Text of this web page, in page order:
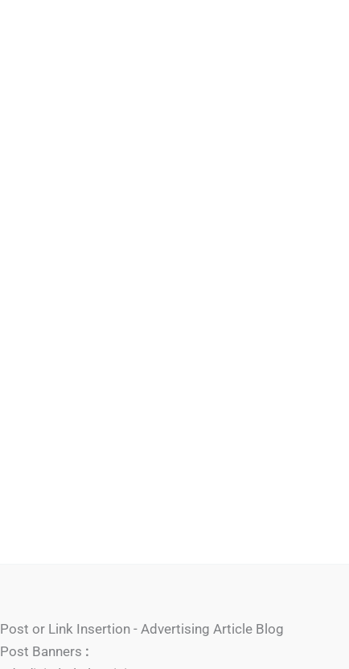
Post or Link Insertion - Advertising Article Blog
Post Banners :